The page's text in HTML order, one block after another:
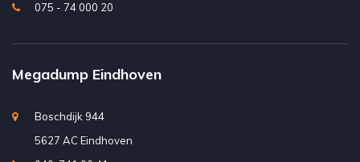
075 - 74 000 20
Megadump Eindhoven
Boschdijk 944
5627 AC Eindhoven